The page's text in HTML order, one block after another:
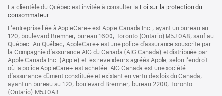
une
nouvelle
fenêtre)
La clientèle du Québec est invitée à consulter la Loi sur la protection du
consommateur(s’ouvre
une
nouvelle
fenêtre)
.
L’entreprise liée à AppleCare+ est Apple Canada Inc., ayant un bureau au
120, boulevard Bremner, bureau 1600, Toronto (Ontario) M5J 0A8, sauf au
Québec. Au Québec, AppleCare+ est une police d’assurance souscrite par
la Compagnie d’assurance AIG du Canada (AIG Canada) et distribuée par
Apple Canada Inc. (Apple) et les revendeurs agréés Apple, selon l’endroit
où la police AppleCare+ est achetée. AIG Canada est une société
d’assurance dûment constituée et existant en vertu des lois du Canada,
ayant un bureau au 120, boulevard Bremner, bureau 2200, Toronto
(Ontario) M5J 0A8.